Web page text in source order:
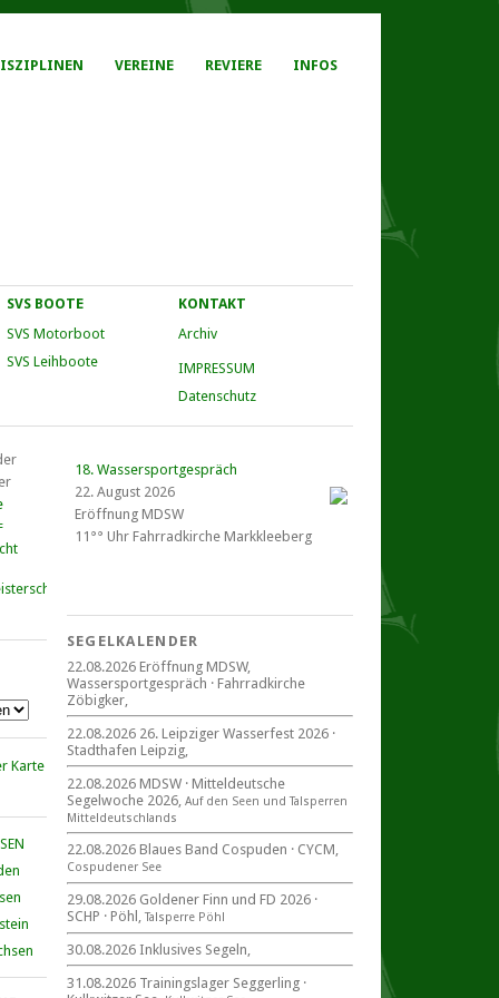
VEREINE REVIERE INFOS
SVS BOOTE
SVS Motorboot
SVS Leihboote
KONTAKT
Archiv
IMPRESSUM
Datenschutz
18. Wassersportgespräch
22. August 2026
Eröffnung MDSW
11°° Uhr Fahrrad­kirche Markkleeberg
22. August 2026
beim CYCM
für alle Segler am See
Mitteldeutsche Segelwoche
22. – 30. August 2026 in Sachsen ·
Thüringen · Sachsen Anhalt
Goldener Finn und FD 2026
29. – 30. August 2026
beim SCHP auf der Talsperre Pöhl
SEGELKALENDER
22.08.2026 Eröffnung MDSW,
Wassersportgespräch · Fahrradkirche
Zöbigker,
22.08.2026 26. Leipziger Wasserfest 2026 ·
Stadthafen Leipzig,
22.08.2026 MDSW · Mitteldeutsche
Segelwoche 2026, Auf den Seen und Tal­sperren
Mittel­deut­sch­lands
22.08.2026 Blaues Band Cospuden · CYCM,
Cospudener See
29.08.2026 Goldener Finn und FD 2026 ·
SCHP · Pöhl, Talsperre Pöhl
30.08.2026 Inklusives Segeln,
31.08.2026 Trainingslager Seggerling ·